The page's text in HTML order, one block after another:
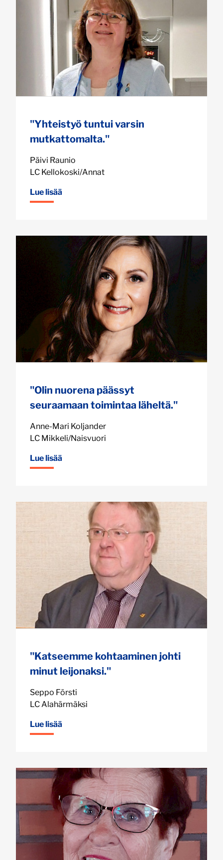
"Yhteistyö tuntui varsin
mutkattomalta."
Päivi Raunio
LC Kellokoski/Annat
Lue lisää
"Olin nuorena päässyt
seuraamaan toimintaa läheltä."
Anne-Mari Koljander
LC Mikkeli/Naisvuori
Lue lisää
"Katseemme kohtaaminen johti
minut leijonaksi."
Seppo Försti
LC Alahärmäksi
Lue lisää